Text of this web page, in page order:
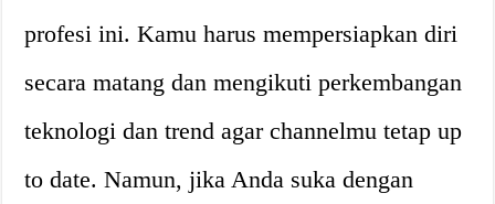
profesi ini. Kamu harus mempersiapkan diri
secara matang dan mengikuti perkembangan
teknologi dan trend agar channelmu tetap up
to date. Namun, jika Anda suka dengan